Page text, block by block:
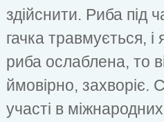
здійснити. Риба під
гачка травмується,
риба ослаблена, то
ймовірно, захворіє.
участі в